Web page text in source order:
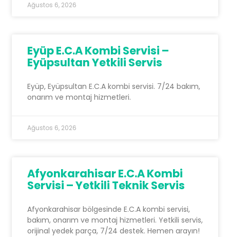
Ağustos 6, 2026
Eyüp E.C.A Kombi Servisi –
Eyüpsultan Yetkili Servis
Eyüp, Eyüpsultan E.C.A kombi servisi. 7/24 bakım,
onarım ve montaj hizmetleri.
Ağustos 6, 2026
Afyonkarahisar E.C.A Kombi
Servisi – Yetkili Teknik Servis
Afyonkarahisar bölgesinde E.C.A kombi servisi,
bakım, onarım ve montaj hizmetleri. Yetkili servis,
orijinal yedek parça, 7/24 destek. Hemen arayın!